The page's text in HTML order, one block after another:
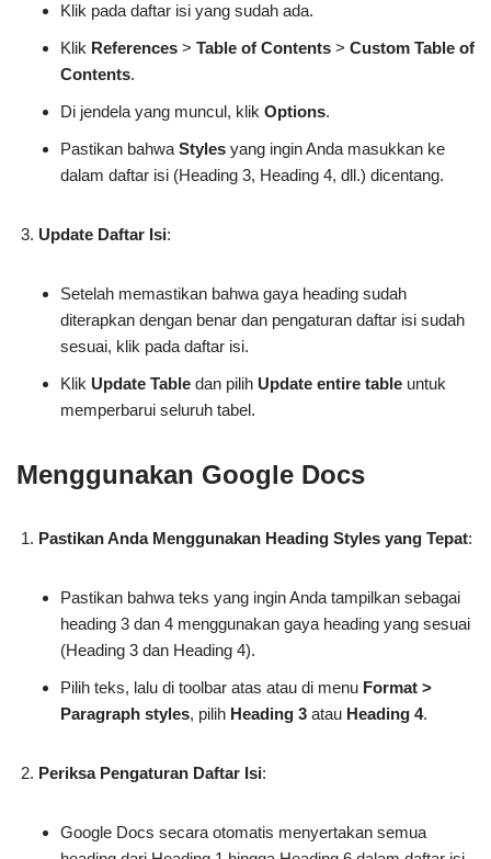
Klik pada daftar isi yang sudah ada.
Klik References > Table of Contents > Custom Table of
Contents.
Di jendela yang muncul, klik Options.
Pastikan bahwa Styles yang ingin Anda masukkan ke
dalam daftar isi (Heading 3, Heading 4, dll.) dicentang.
Update Daftar Isi:
Setelah memastikan bahwa gaya heading sudah
diterapkan dengan benar dan pengaturan daftar isi sudah
sesuai, klik pada daftar isi.
Klik Update Table dan pilih Update entire table untuk
memperbarui seluruh tabel.
Menggunakan Google Docs
Pastikan Anda Menggunakan Heading Styles yang Tepat:
Pastikan bahwa teks yang ingin Anda tampilkan sebagai
heading 3 dan 4 menggunakan gaya heading yang sesuai
(Heading 3 dan Heading 4).
Pilih teks, lalu di toolbar atas atau di menu Format >
Paragraph styles, pilih Heading 3 atau Heading 4.
Periksa Pengaturan Daftar Isi:
Google Docs secara otomatis menyertakan semua